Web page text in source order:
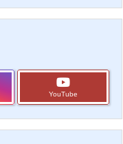
YouTube